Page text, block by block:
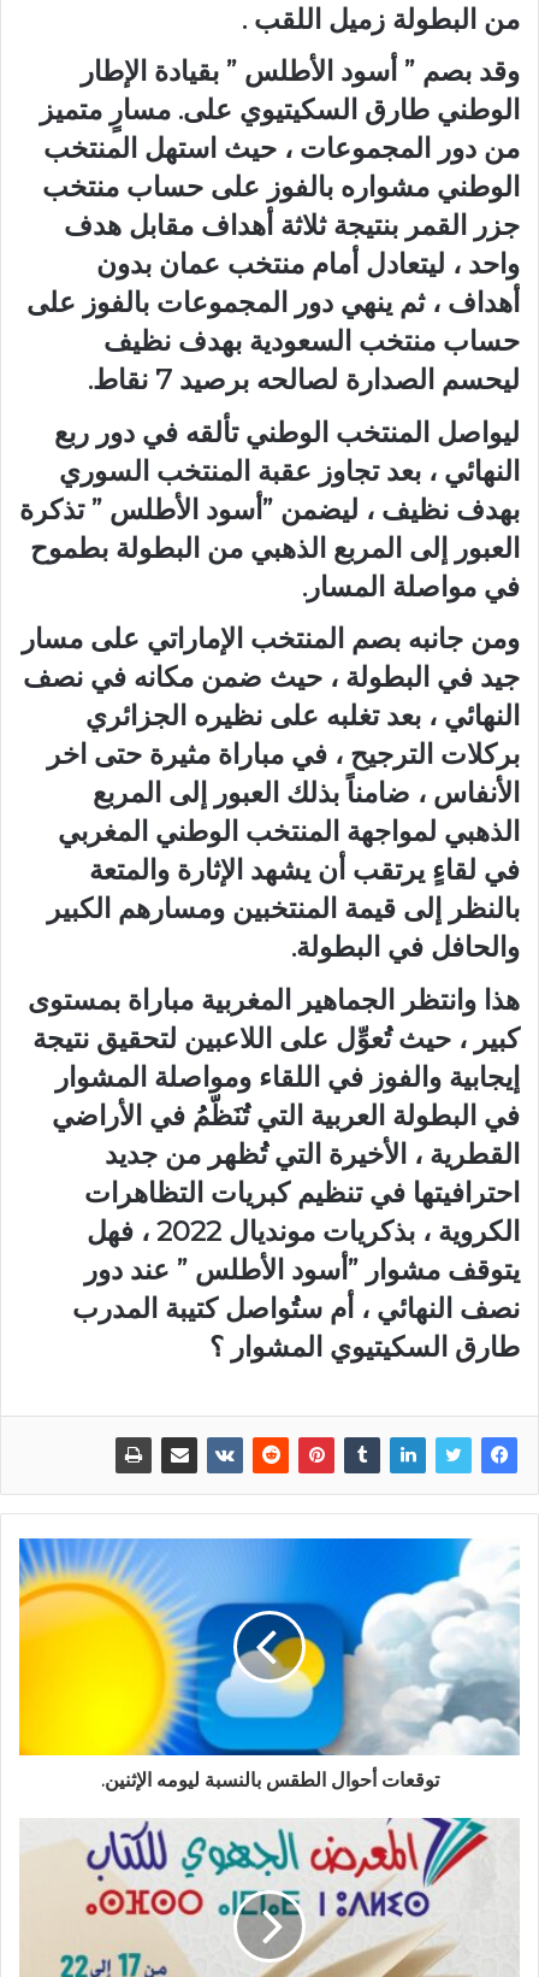
من البطولة زميل اللقب .
وقد بصم ” أسود الأطلس ” بقيادة الإطار
الوطني طارق السكيتيوي على. مسارٍ متميز
من دور المجموعات ، حيث استهل المنتخب
الوطني مشواره بالفوز على حساب منتخب
جزر القمر بنتيجة ثلاثة أهداف مقابل هدف
واحد ، ليتعادل أمام منتخب عمان بدون
أهداف ، ثم ينهي دور المجموعات بالفوز على
حساب منتخب السعودية بهدف نظيف
ليحسم الصدارة لصالحه برصيد 7 نقاط.
ليواصل المنتخب الوطني تألقه في دور ربع
النهائي ، بعد تجاوز عقبة المنتخب السوري
بهدف نظيف ، ليضمن ”أسود الأطلس ” تذكرة
العبور إلى المربع الذهبي من البطولة بطموح
في مواصلة المسار.
ومن جانبه بصم المنتخب الإماراتي على مسار
جيد في البطولة ، حيث ضمن مكانه في نصف
النهائي ، بعد تغلبه على نظيره الجزائري
بركلات الترجيح ، في مباراة مثيرة حتى اخر
الأنفاس ، ضامناً بذلك العبور إلى المربع
الذهبي لمواجهة المنتخب الوطني المغربي
في لقاءٍ يرتقب أن يشهد الإثارة والمتعة
بالنظر إلى قيمة المنتخبين ومسارهم الكبير
والحافل في البطولة.
هذا وانتظر الجماهير المغربية مباراة بمستوى
كبير ، حيث تُعوِّل على اللاعبين لتحقيق نتيجة
إيجابية والفوز في اللقاء ومواصلة المشوار
في البطولة العربية التي تُنَظّمُ في الأراضي
القطرية ، الأخيرة التي تُظهر من جديد
احترافيتها في تنظيم كبريات التظاهرات
الكروية ، بذكريات مونديال 2022 ، فهل
يتوقف مشوار ”أسود الأطلس ” عند دور
نصف النهائي ، أم ستُواصل كتيبة المدرب
طارق السكيتيوي المشوار ؟
توقعات أحوال الطقس بالنسبة ليومه الإثنين.